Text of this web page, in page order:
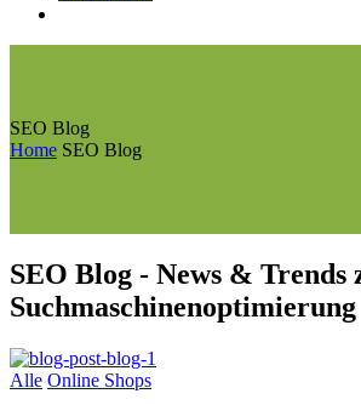
SEO Blog
Home SEO Blog
SEO Blog - News & Trends
Suchmaschinenoptimierung
Alle Online Shops